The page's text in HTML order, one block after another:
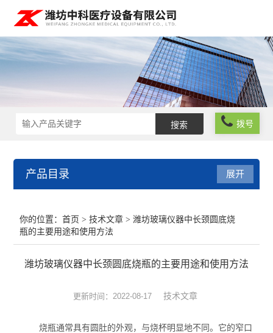
拨号
产品目录
化学试剂
玻璃仪器
实验耗材
实验台
展开
你的位置：首页 >技术文章 > 潍坊玻璃仪器中长颈圆底烧
瓶的主要用途和使用方法
潍坊玻璃仪器中长颈圆底烧瓶的主要用途和使用方法
更新时间：2022-08-17 技术文章
烧瓶通常具有圆肚的外观，与烧杯明显地不同。它的窄口